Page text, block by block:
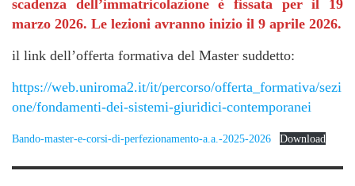
scadenza dell’immatricolazione è fissata per il 19
marzo 2026. Le lezioni avranno inizio il 9 aprile 2026.
il link dell’offerta formativa del Master suddetto:
https://web.uniroma2.it/it/percorso/offerta_formativa/sezi
one/fondamenti-dei-sistemi-giuridici-contemporanei
Bando-master-e-corsi-di-perfezionamento-a.a.-2025-2026 Download